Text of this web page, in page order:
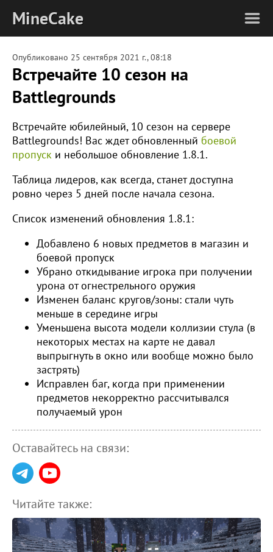
MineCake
Опубликовано 25 сентября 2021 г., 08:18
Встречайте 10 сезон на
Battlegrounds
Встречайте юбилейный, 10 сезон на сервере
Battlegrounds! Вас ждет обновленный боевой
пропуск и небольшое обновление 1.8.1.
Таблица лидеров, как всегда, станет доступна
ровно через 5 дней после начала сезона.
Список изменений обновления 1.8.1:
Добавлено 6 новых предметов в магазин и
боевой пропуск
Убрано откидывание игрока при получении
урона от огнестрельного оружия
Изменен баланс кругов/зоны: стали чуть
меньше в середине игры
Уменьшена высота модели коллизии стула (в
некоторых местах на карте не давал
выпрыгнуть в окно или вообще можно было
застрять)
Исправлен баг, когда при применении
предметов некорректно рассчитывался
получаемый урон
Оставайтесь на связи:
Читайте также: